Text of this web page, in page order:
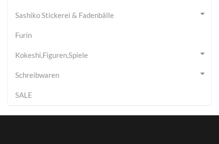
Sashiko Stickerei & Fadenbälle
Furin
Kokeshi,Figuren,Spiele
Schreibwaren
SALE